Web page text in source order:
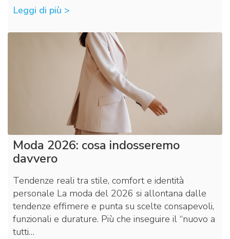
Leggi di più >
Moda 2026: cosa indosseremo
davvero
Tendenze reali tra stile, comfort e identità
personale La moda del 2026 si allontana dalle
tendenze effimere e punta su scelte consapevoli,
funzionali e durature. Più che inseguire il “nuovo a
tutti…